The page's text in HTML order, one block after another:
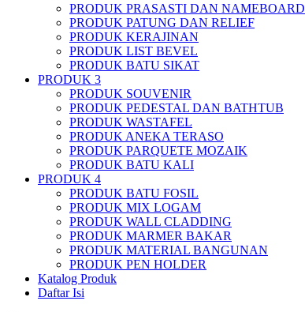
PRODUK PRASASTI DAN NAMEBOARD
PRODUK PATUNG DAN RELIEF
PRODUK KERAJINAN
PRODUK LIST BEVEL
PRODUK BATU SIKAT
PRODUK 3
PRODUK SOUVENIR
PRODUK PEDESTAL DAN BATHTUB
PRODUK WASTAFEL
PRODUK ANEKA TERASO
PRODUK PARQUETE MOZAIK
PRODUK BATU KALI
PRODUK 4
PRODUK BATU FOSIL
PRODUK MIX LOGAM
PRODUK WALL CLADDING
PRODUK MARMER BAKAR
PRODUK MATERIAL BANGUNAN
PRODUK PEN HOLDER
Katalog Produk
Daftar Isi